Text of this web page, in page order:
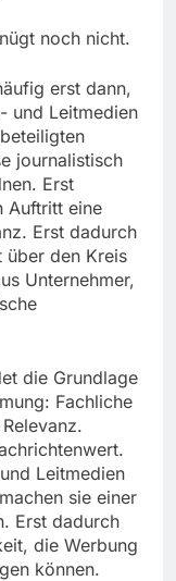
noch nicht.
erst dann,
und Leitmedien
journalistisch
Erst
Auftritt eine
Erst dadurch
über den Kreis
Unternehmer,
die Grundlage
Fachliche
Leitmedien
sie einer
Erst dadurch
die Werbung
können.